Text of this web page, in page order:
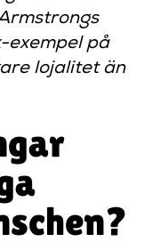
på
lojalitet än